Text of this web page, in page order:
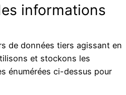
informations
de données tiers agissant en
et stockons les
énumérées ci-dessus pour